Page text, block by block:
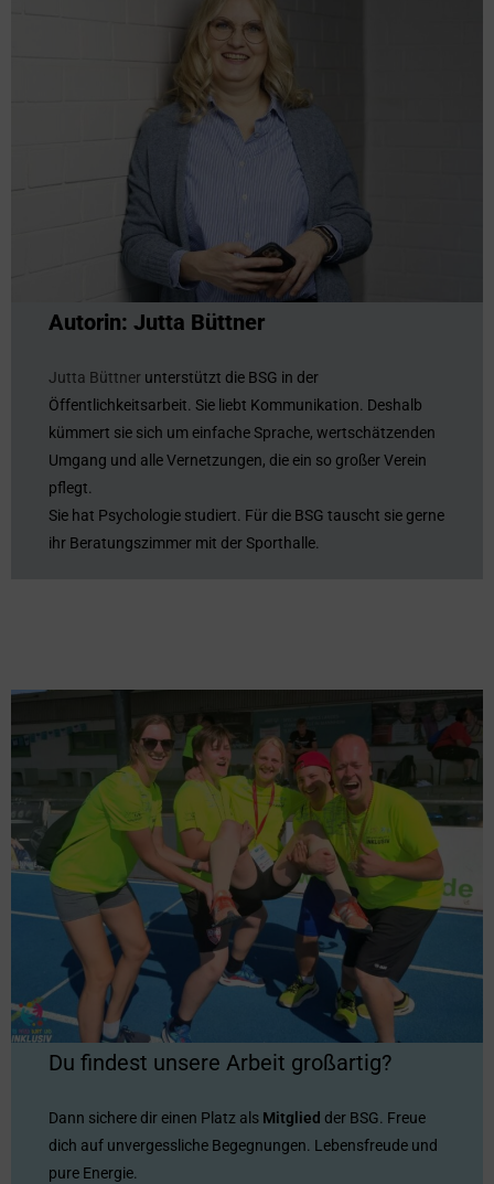
Autorin: Jutta Büttner
Jutta Büttner unterstützt die BSG in der
Öffentlichkeitsarbeit. Sie liebt Kommunikation. Deshalb
kümmert sie sich um einfache Sprache, wertschätzenden
Umgang und alle Vernetzungen, die ein so großer Verein
pflegt.
Sie hat Psychologie studiert. Für die BSG tauscht sie gerne
ihr Beratungszimmer mit der Sporthalle.
Du findest unsere Arbeit großartig?
Dann sichere dir einen Platz als Mitglied der BSG. Freue
dich auf unvergessliche Begegnungen. Lebensfreude und
pure Energie.